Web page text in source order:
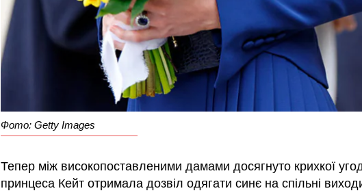
Фото: Getty Images
Тепер між високопоставленими дамами досягнуто крихкої
принцеса Кейт отримала дозвіл одягати синє на спільні